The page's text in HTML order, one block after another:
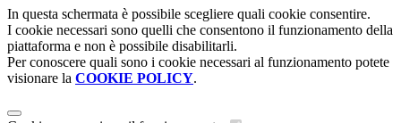
In questa schermata è possibile scegliere quali cookie consentire.
I cookie necessari sono quelli che consentono il funzionamento della
piattaforma e non è possibile disabilitarli.
Per conoscere quali sono i cookie necessari al funzionamento potete
visionare la COOKIE POLICY.